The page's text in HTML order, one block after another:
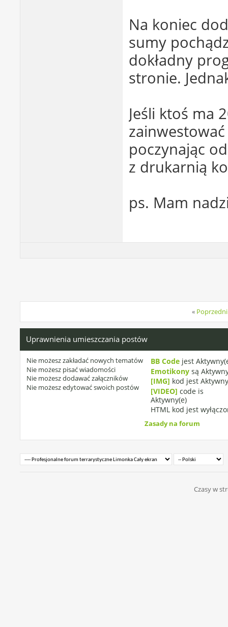
Na koniec
sumy
dokładny
stronie.
Jeśli ktoś ma
poczynając
z drukarnią
ps. Mam
«
Uprawnienia umieszczania postów
Nie możeszzakładać nowych tematów
Nie możesz pisać wiadomości
Nie możeszdodawać załączników
Nie możeszedytować swoich postów
BB Codejest
Emotikonysą
[IMG] kod jest
[VIDEO] code is
Aktywny(e)
HTML kod jest
Zasady na forum
Czasy w